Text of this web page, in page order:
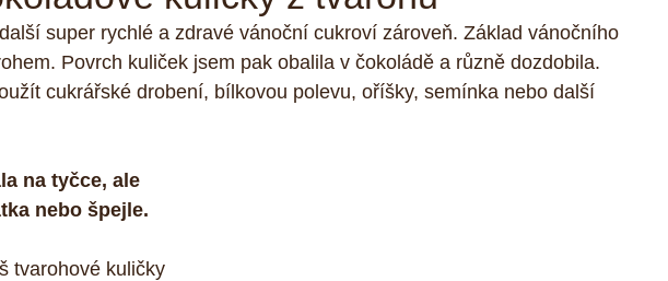
RAW Cviceni a hubnuti Denik D-články Muffiny Odpoledni
super rychlé a zdravé vánoční cukroví zároveň. Základ vánočního
Povrch kuliček jsem pak obalila v čokoládě a různě dozdobila.
cukrářské drobení, bílkovou polevu, oříšky, semínka nebo další
na tyčce, ale
nebo špejle.
tvarohové kuličky